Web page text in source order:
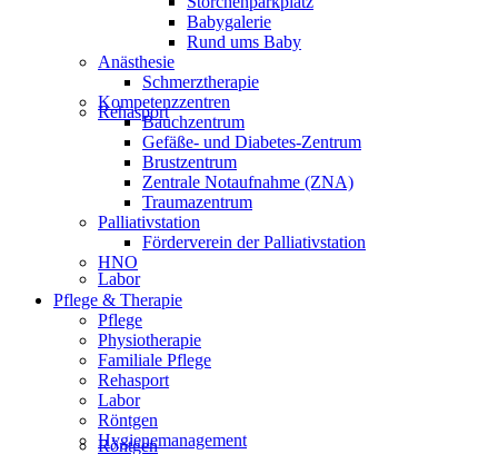
Rehasport
Labor
Röntgen
Babygalerie
Rund ums Baby
Anästhesie
Schmerztherapie
Kompetenzzentren
Bauchzentrum
Gefäße- und Diabetes-Zentrum
Brustzentrum
Zentrale Notaufnahme (ZNA)
Traumazentrum
Palliativstation
Förderverein der Palliativstation
HNO
Pflege & Therapie
Pflege
Physiotherapie
Familiale Pflege
Rehasport
Labor
Röntgen
Hygienemanagement